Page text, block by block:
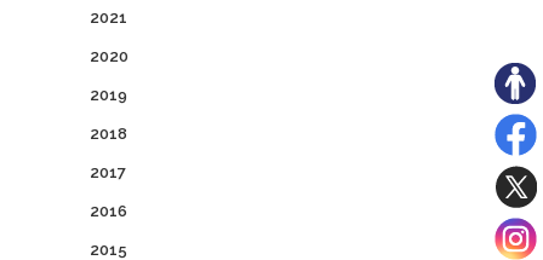
2021
2020
2019
2018
2017
2016
2015